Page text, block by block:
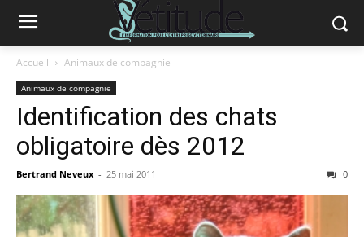
Accueil Animaux de compagnie
Animaux de compagnie
Identification des chats
obligatoire dès 2012
Bertrand Neveux - 25 mai 2011 0